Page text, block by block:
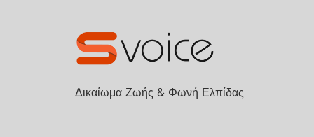
Δικαίωμα Ζωής & Φωνή Ελπίδας